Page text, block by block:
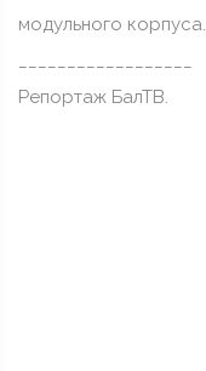
модульного корпуса.
Репортаж БалТВ.